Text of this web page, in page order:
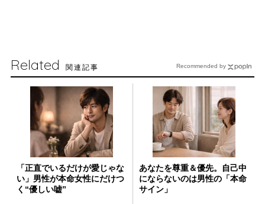
Related 関連記事
「正直でいるだけが愛じゃな
い」男性が本命女性にだけつ
く“優しい嘘”
あなたを尊重＆優先。自己中
にならないのは男性の「本命
サイン」
Recommended by